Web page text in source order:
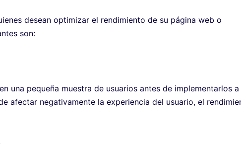
desean optimizar el rendimiento de su página web o
son:
una pequeña muestra de usuarios antes de implementarlos a
afectar negativamente la experiencia del usuario, el